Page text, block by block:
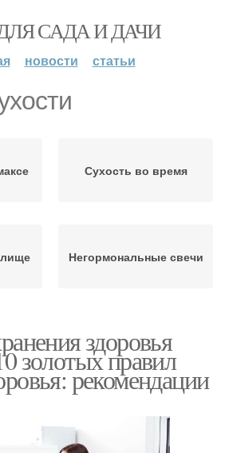
САДА И ДАЧИ
новости статьи
Сухость во время
Негормональные свечи
здоровья
золотых правил
рекомендации